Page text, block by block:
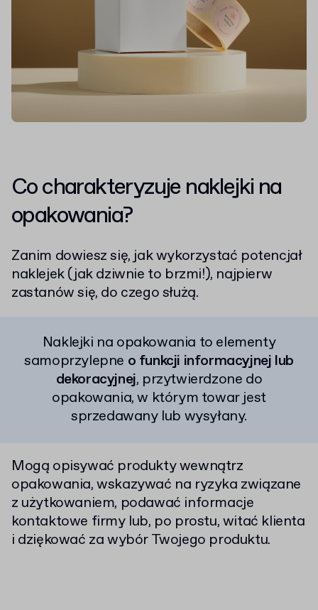
Co charakteryzuje naklejki na
opakowania?
Zanim dowiesz się, jak wykorzystać potencjał
naklejek (jak dziwnie to brzmi!), najpierw
zastanów się, do czego służą.
Naklejki na opakowania to elementy
samoprzylepne o funkcji informacyjnej lub
dekoracyjnej, przytwierdzone do
opakowania, w którym towar jest
sprzedawany lub wysyłany.
Mogą opisywać produkty wewnątrz
opakowania, wskazywać na ryzyka związane
z użytkowaniem, podawać informacje
kontaktowe firmy lub, po prostu, witać klienta
i dziękować za wybór Twojego produktu.